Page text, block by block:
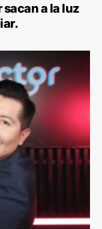
sacan a la luz